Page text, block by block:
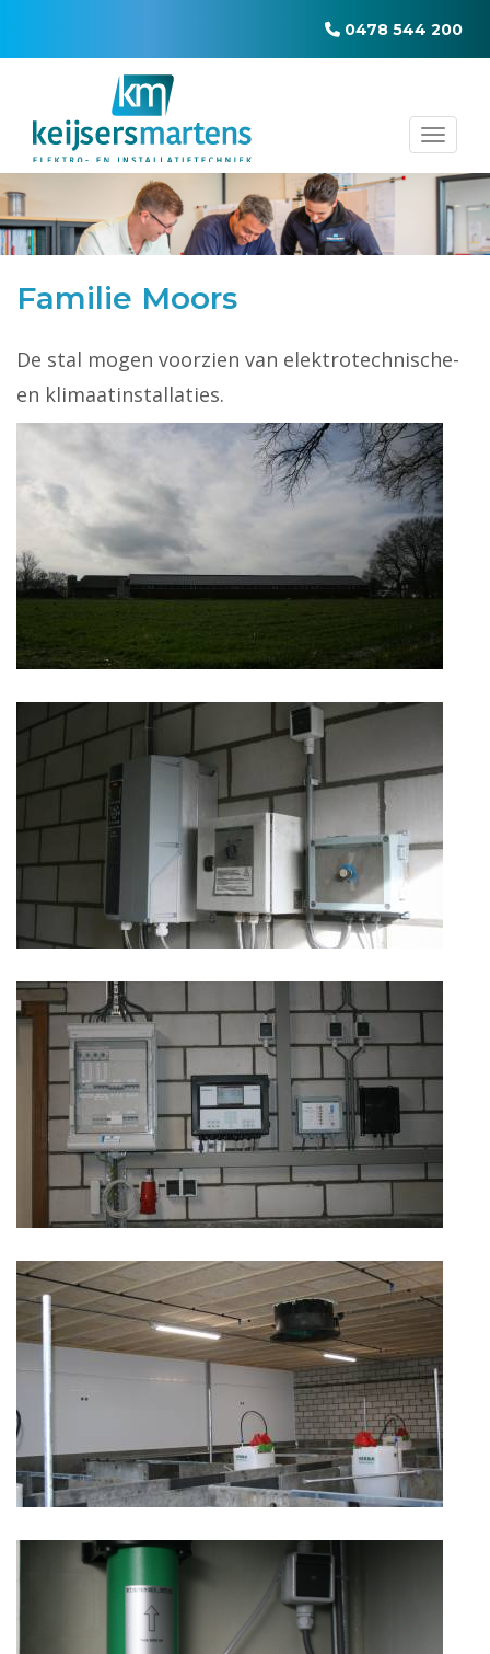
0478 544 200
Familie Moors
De stal mogen voorzien van elektrotechnische-
en klimaatinstallaties.